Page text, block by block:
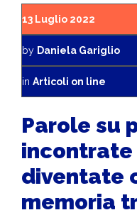
13 Luglio 2022
by Daniela Gariglio
in Articoli on line
Parole su
incontrate
diventate
memoria